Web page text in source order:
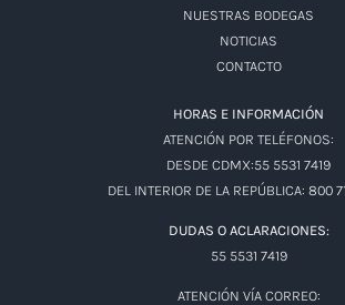
NUESTRAS BODEGAS
NOTICIAS
CONTACTO
HORAS E INFORMACIÓN
ATENCIÓN POR TELÉFONOS:
DESDE CDMX:55 5531 7419
DEL INTERIOR DE LA REPÚBLICA: 800
DUDAS O ACLARACIONES:
55 5531 7419
ATENCIÓN VÍA CORREO: